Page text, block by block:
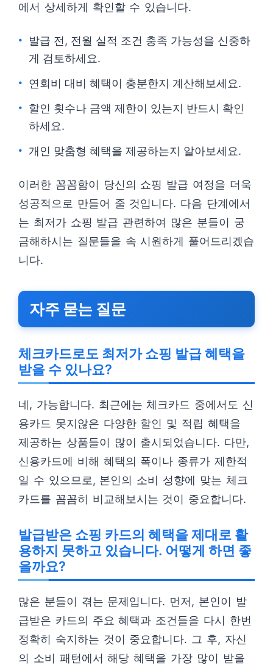
에서 상세하게 확인할 수 있습니다.
발급 전, 전월 실적 조건 충족 가능성을 신중하
게 검토하세요.
연회비 대비 혜택이 충분한지 계산해보세요.
할인 횟수나 금액 제한이 있는지 반드시 확인
하세요.
개인 맞춤형 혜택을 제공하는지 알아보세요.
이러한 꼼꼼함이 당신의 쇼핑 발급 여정을 더욱
성공적으로 만들어 줄 것입니다. 다음 단계에서
는 최저가 쇼핑 발급 관련하여 많은 분들이 궁
금해하시는 질문들을 속 시원하게 풀어드리겠습
니다.
자주 묻는 질문
체크카드로도 최저가 쇼핑 발급 혜택을
받을 수 있나요?
네, 가능합니다. 최근에는 체크카드 중에서도 신
용카드 못지않은 다양한 할인 및 적립 혜택을
제공하는 상품들이 많이 출시되었습니다. 다만,
신용카드에 비해 혜택의 폭이나 종류가 제한적
일 수 있으므로, 본인의 소비 성향에 맞는 체크
카드를 꼼꼼히 비교해보시는 것이 중요합니다.
발급받은 쇼핑 카드의 혜택을 제대로 활
용하지 못하고 있습니다. 어떻게 하면 좋
을까요?
많은 분들이 겪는 문제입니다. 먼저, 본인이 발
급받은 카드의 주요 혜택과 조건들을 다시 한번
정확히 숙지하는 것이 중요합니다. 그 후, 자신
의 소비 패턴에서 해당 혜택을 가장 많이 받을